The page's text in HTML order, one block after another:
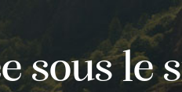
sous le